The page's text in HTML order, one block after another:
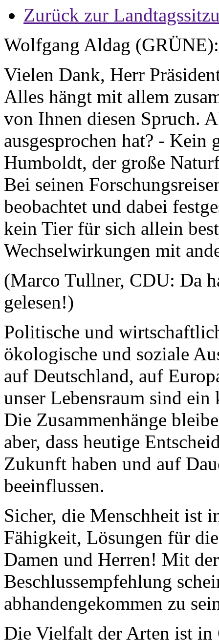
Zurück zur
Wolfgang Aldag
Vielen Dank, Herr
Alles hängt mit allem
von Ihnen diesen Spruch.
ausgesprochen hat? - Kein
Humboldt, der große
Bei seinen
beobachtet und dabei
kein Tier für sich allein
Wechselwirkungen mit
(Marco Tullner, CDU: Da
gelesen!)
Politische und
ökologische und soziale
auf Deutschland, auf
unser Lebensraum sind
Die Zusammenhänge
aber, dass heutige
Zukunft haben und auf
beeinflussen.
Sicher, die Menschheit ist
Fähigkeit, Lösungen für
Damen und Herren! Mit
Beschlussempfehlung
abhandengekommen zu
Die Vielfalt der Arten ist in